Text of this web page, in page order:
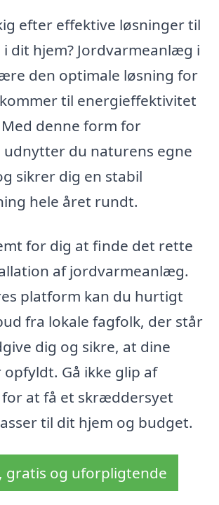
efter effektive løsninger til
dit hjem? Jordvarmeanlæg i
den optimale løsning for
til energieffektivitet
denne form for
du naturens egne
sikrer dig en stabil
hele året rundt.
for dig at finde det rette
af jordvarmeanlæg.
platform kan du hurtigt
fra lokale fagfolk, der står
dig og sikre, at dine
Gå ikke glip af
at få et skræddersyet
til dit hjem og budget.
gratis og uforpligtende